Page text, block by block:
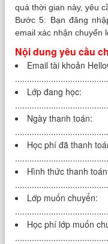
quá thời gian này, yêu
Bước 5: Bạn đăng
email xác nhận chuyển
Nội dung yêu cầu
Email tài khoản
Lớp đang học:
Ngày thanh toán:
Học phí đã thanh
Hình thức thanh
Lớp muốn chuyển:
Học phí lớp muốn